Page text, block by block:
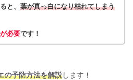
と、 葉が真っ白になり枯れてしまう
必要です！
の予防方法を解説します！